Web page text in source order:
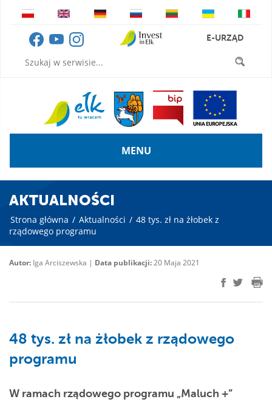
E-URZĄD
MENU
AKTUALNOŚCI
Strona główna / Aktualności / 48 tys. zł na żłobek z
rządowego programu
Autor: Iga Arciszewska | Data publikacji:20 Maja 2021
48 tys. zł na żłobek z rządowego
programu
W ramach rządowego programu „Maluch +”